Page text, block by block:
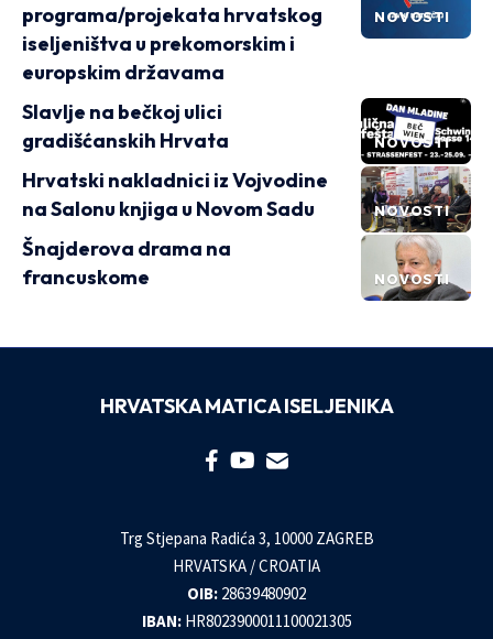
NOVOSTI
programa/projekata hrvatskog
iseljeništva u prekomorskim i
europskim državama
NOVOSTI
Slavlje na bečkoj ulici
gradišćanskih Hrvata
NOVOSTI
Hrvatski nakladnici iz Vojvodine
na Salonu knjiga u Novom Sadu
NOVOSTI
Šnajderova drama na
francuskome
HRVATSKA MATICA ISELJENIKA
Trg Stjepana Radića 3, 10000 ZAGREB
HRVATSKA / CROATIA
OIB: 28639480902
IBAN: HR8023900011100021305